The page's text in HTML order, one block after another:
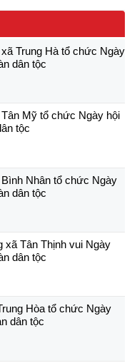
Trung Hà tổ chức Ngày
dân tộc
Mỹ tổ chức Ngày hội
tộc
Nhân tổ chức Ngày
dân tộc
xã Tân Thịnh vui Ngày
dân tộc
Hòa tổ chức Ngày
dân tộc